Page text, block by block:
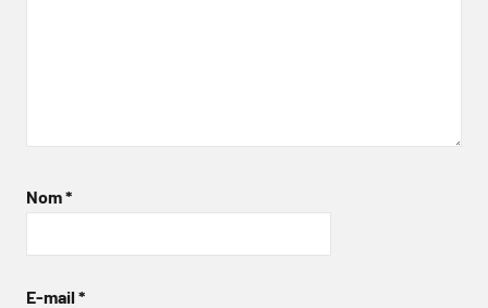
Nom*
E-mail *